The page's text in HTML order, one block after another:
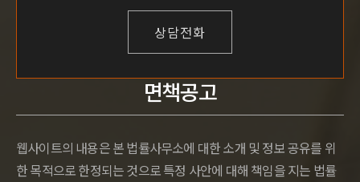
면책공고
웹사이트의 내용은 본 법률사무소에 대한 소개 및 정보 공유를 위
한 목적으로 한정되는 것으로 특정 사안에 대해 책임을 지는 법률
상담전화